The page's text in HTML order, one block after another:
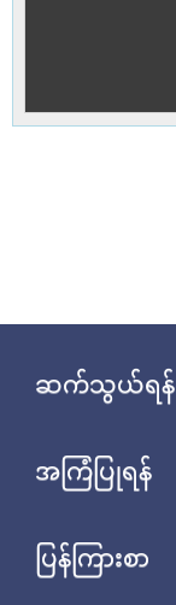
ဆက်သွယ်ရန်
အကြံပြုရန်
ပြန်ကြားစာ